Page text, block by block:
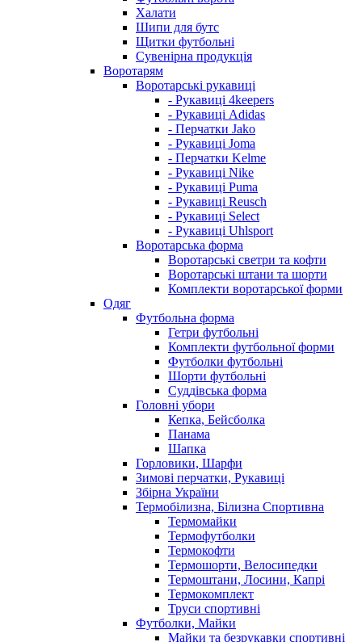
Халати
Шипи для бутс
Щитки футбольні
Сувенірна продукція
Воротарям
Воротарські рукавиці
- Рукавиці 4keepers
- Рукавиці Adidas
- Перчатки Jako
- Рукавиці Joma
- Перчатки Kelme
- Рукавиці Nike
- Рукавиці Puma
- Рукавиці Reusch
- Рукавиці Select
- Рукавиці Uhlsport
Воротарська форма
Воротарські светри та кофти
Воротарські штани та шорти
Комплекти воротарської форми
Одяг
Футбольна форма
Гетри футбольні
Комплекти футбольної форми
Футболки футбольні
Шорти футбольні
Суддівська форма
Головні убори
Кепка, Бейсболка
Панама
Шапка
Горловики, Шарфи
Зимові перчатки, Рукавиці
Збірна України
Термобілизна, Білизна Спортивна
Термомайки
Термофутболки
Термокофти
Термошорти, Велосипедки
Термоштани, Лосини, Капрі
Термокомплект
Труси спортивні
Футболки, Майки
Майки та безрукавки спортивні